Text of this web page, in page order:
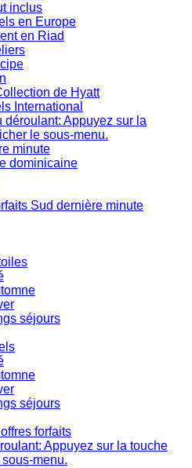
inclus
en Europe
en Riad
de Hyatt
International
déroulant: Appuyez sur la
le sous-menu.
minute
dominicaine
Sud dernière minute
séjours
séjours
forfaits
Appuyez sur la touche
menu.